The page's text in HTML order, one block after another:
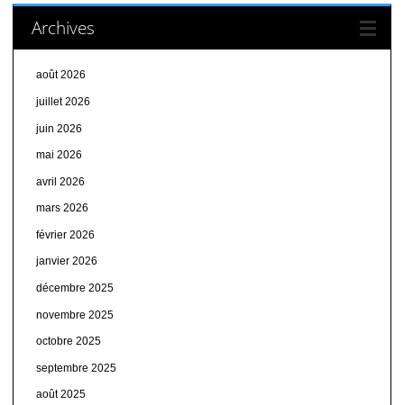
Archives
août 2026
juillet 2026
juin 2026
mai 2026
avril 2026
mars 2026
février 2026
janvier 2026
décembre 2025
novembre 2025
octobre 2025
septembre 2025
août 2025